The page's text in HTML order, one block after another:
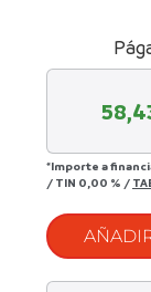
*Importe a
/ TIN 0,00 % /